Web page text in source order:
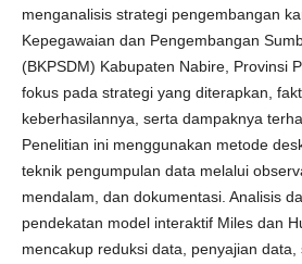
menganalisis strategi pengembangan
Kepegawaian dan Pengembangan
(BKPSDM) Kabupaten Nabire, Provinsi
fokus pada strategi yang diterapkan,
keberhasilannya, serta dampaknya
Penelitian ini menggunakan metode
teknik pengumpulan data melalui
mendalam, dan dokumentasi. Analisis
pendekatan model interaktif Miles dan
mencakup reduksi data, penyajian data,